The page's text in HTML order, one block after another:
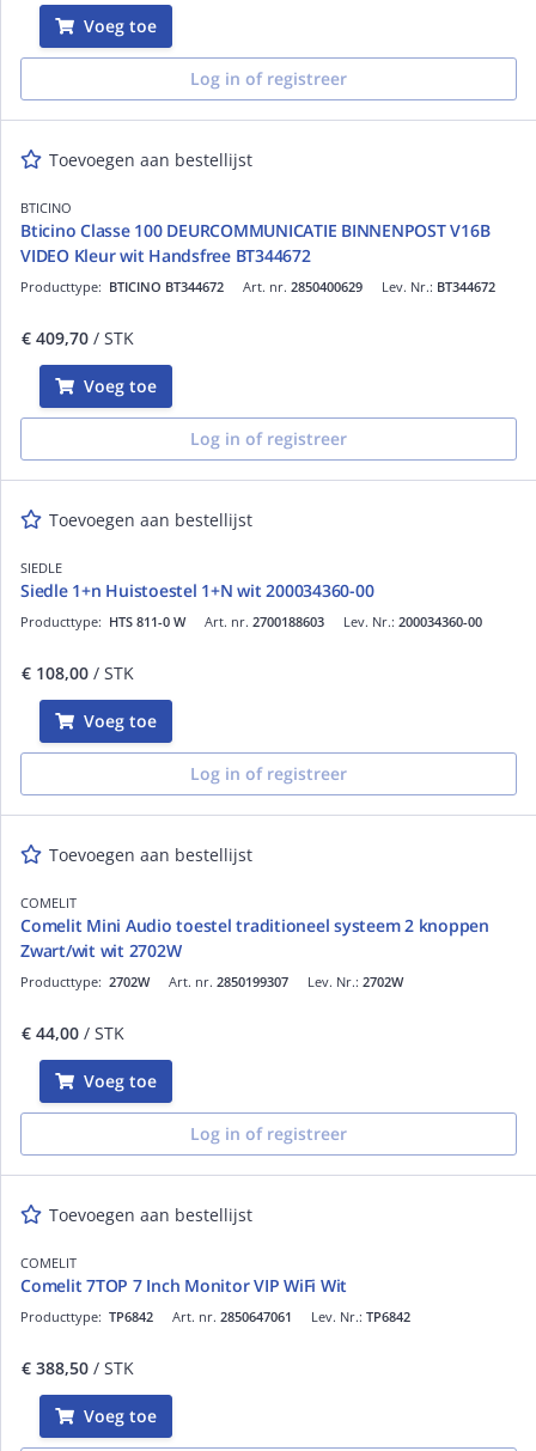
Voeg toe
Log in of registreer
Toevoegen aan bestellijst
BTICINO
Bticino Classe 100 DEURCOMMUNICATIE BINNENPOST V16B
VIDEO Kleur wit Handsfree BT344672
Art. nr. 2850400629
Producttype: BTICINO BT344672 Lev. Nr.: BT344672
€ 409,70 / STK
Voeg toe
Log in of registreer
Toevoegen aan bestellijst
SIEDLE
Siedle 1+n Huistoestel 1+N wit 200034360-00
Art. nr. 2700188603
Producttype: HTS 811-0 W Lev. Nr.: 200034360-00
€ 108,00 / STK
Voeg toe
Log in of registreer
Toevoegen aan bestellijst
COMELIT
Comelit Mini Audio toestel traditioneel systeem 2 knoppen
Zwart/wit wit 2702W
Art. nr. 2850199307
Producttype: 2702W Lev. Nr.: 2702W
€ 44,00 / STK
Voeg toe
Log in of registreer
Toevoegen aan bestellijst
COMELIT
Comelit 7TOP 7 Inch Monitor VIP WiFi Wit
Art. nr. 2850647061
Producttype: TP6842 Lev. Nr.: TP6842
€ 388,50 / STK
Voeg toe